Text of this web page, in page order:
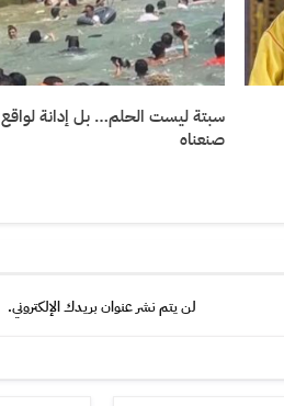
سبتة ليست الحلم… بل إدانة لواقع
صنعناه
لن يتم نشر عنوان بريدك الإلكتروني.